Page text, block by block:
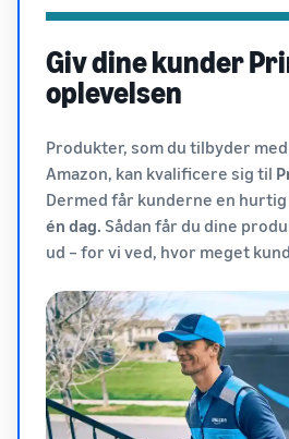
Giv dine kunder
oplevelsen
Produkter, som du tilbyder
Amazon, kan kvalificere sig til
Dermed får kunderne en hurtig
én dag. Sådan får du dine
ud – for vi ved, hvor meget